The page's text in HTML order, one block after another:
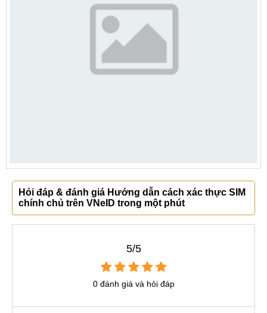
Hỏi đáp & đánh giá Hướng dẫn cách xác thực SIM
chính chủ trên VNeID trong một phút
5/5
0 đánh giá và hỏi đáp